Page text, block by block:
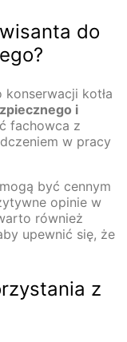
do
kotła
i
fachowca z
w pracy
być cennym
opinie w
również
upewnić się, że
z